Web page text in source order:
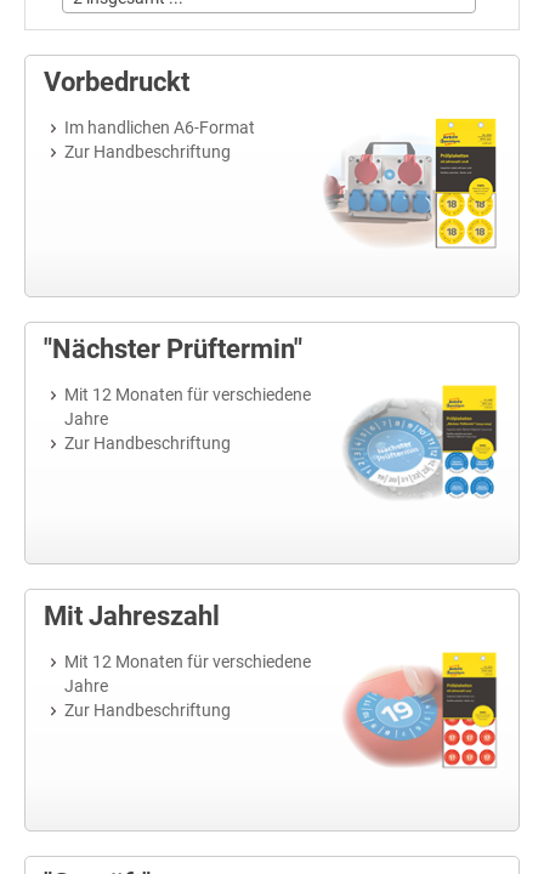
Vorbedruckt
Im handlichen A6-Format
Zur Handbeschriftung
"Nächster Prüftermin"
Mit 12 Monaten für verschiedene
Jahre
Zur Handbeschriftung
Mit Jahreszahl
Mit 12 Monaten für verschiedene
Jahre
Zur Handbeschriftung